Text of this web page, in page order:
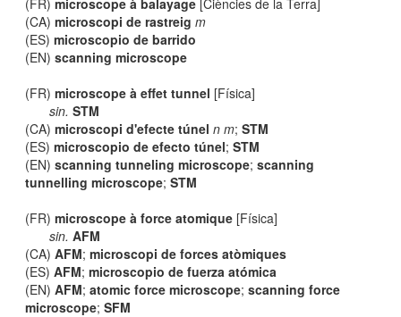
(FR)microscope à balayage [Ciències de la Terra]
(CA)microscopi de rastreig m
(ES)microscopio de barrido
(EN)scanning microscope
(FR)microscope à effet tunnel [Física]
sin. STM
(CA)microscopi d'efecte túnel n m;STM
(ES)microscopio de efecto túnel;STM
(EN)scanning tunneling microscope;scanning
tunnelling microscope;STM
(FR)microscope à force atomique [Física]
sin. AFM
(CA)AFM;microscopi de forces atòmiques
(ES)AFM;microscopio de fuerza atómica
(EN)AFM;atomic force microscope;scanning force
microscope;SFM